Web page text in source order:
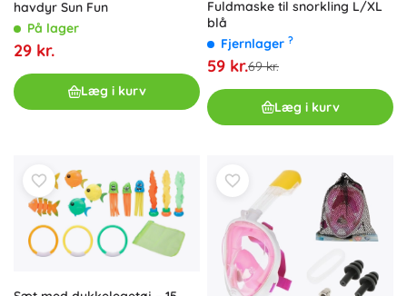
havdyr Sun Fun
På lager
29 kr.
Læg i kurv
Fuldmaske til snorkling L/XL
blå
Fjernlager ?
59 kr.69 kr.
Læg i kurv